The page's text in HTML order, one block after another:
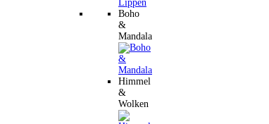
Boho
&
Mandala
Himmel
&
Wolken